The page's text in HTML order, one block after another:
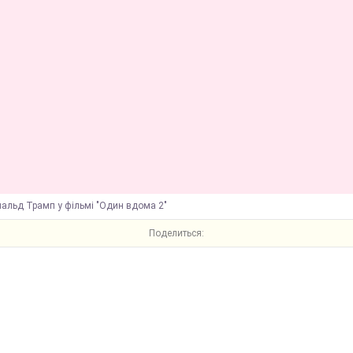
Трамп у фільмі "Один вдома 2"
Поделиться: